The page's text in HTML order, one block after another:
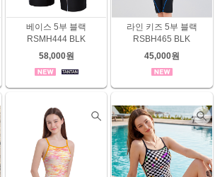
베이스 5부 블랙
RSMH444 BLK
58,000원
라인 키즈 5부 블랙
RSBH465 BLK
45,000원